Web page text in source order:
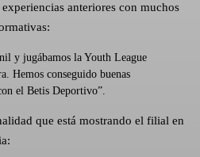
anteriores con muchos
y jugábamos la Youth League
Hemos conseguido buenas
el Betis Deportivo”.
que está mostrando el filial en